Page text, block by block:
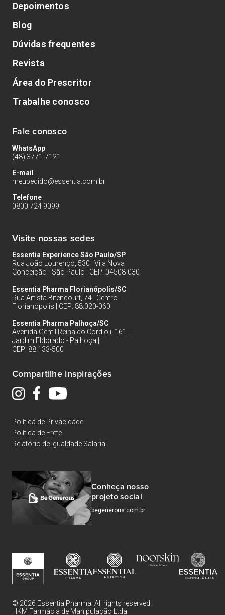
Depoimentos
Blog
Dúvidas frequentes
Revista
Área do Prescritor
Trabalhe conosco
Fale conosco
WhatsApp
(48) 3771-7121
E-mail
meupedido@essentia.com.br
Telefone
0800 724 9099
Visite nossas sedes
Essentia Experience São Paulo/SP
Rua João Lourenço, 530 | Vila Nova
Conceição - São Paulo | CEP: 04508-030
Essentia Pharma Florianópolis/SC
Rua Artista Bitencourt, 74 | Centro -
Florianópolis | CEP: 88.020-060
Essentia Pharma Palhoça/SC
Avenida Gentil Reinaldo Cordioli, 161 |
Jardim Eldorado - Palhoça |
CEP: 88.133-500
Compartilhe inspirações
Política de Privacidade
Política de Frete
Relatório de Igualdade Salarial
Conheça nosso
projeto social
begenerous.com.br
© 2026 Essentia Pharma. All rights reserved.
HKM Farmácia de Manipulação Ltda